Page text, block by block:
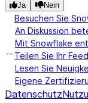
Ja Nein
Besuchen Sie
An Diskussion
Mit Snowflake
Teilen Sie Ihr
Lesen Sie
Eigene
Datenschutz